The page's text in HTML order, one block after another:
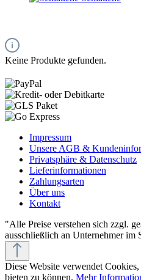
Keine Produkte gefunden.
Impressum
Unsere AGB &
Privatsphäre & Datenschutz
Lieferinformationen
Zahlungsarten
Über uns
Kontakt
"Alle Preise verstehen sich zzgl.
ausschließlich an Unternehmer im
Diese Website verwendet
bieten zu können. Mehr